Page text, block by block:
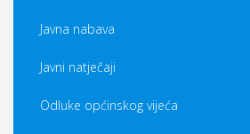
Javna nabava
Javni natječaji
Odluke općinskog vijeća